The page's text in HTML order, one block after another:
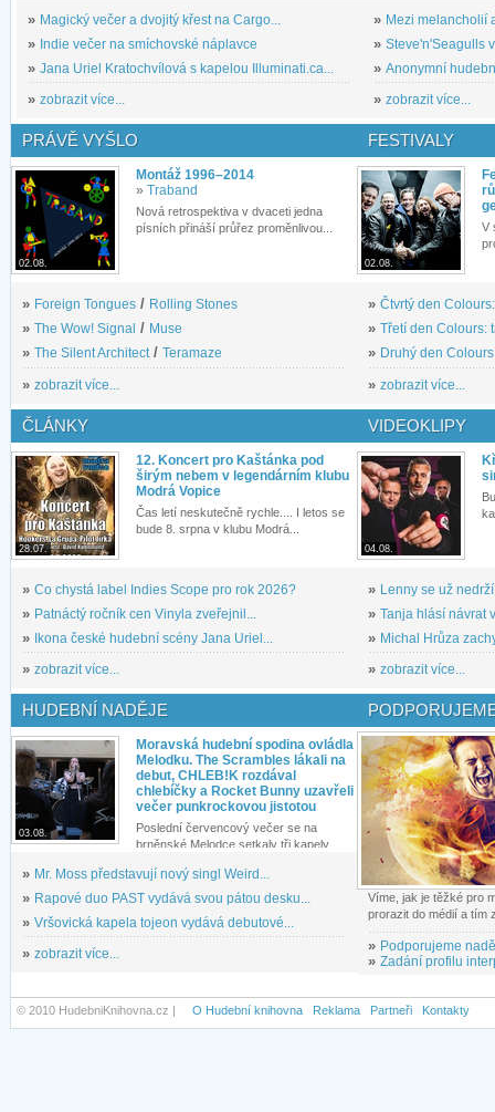
» Magický večer a dvojitý křest na Cargo...
» Indie večer na smíchovské náplavce
» Jana Uriel Kratochvílová s kapelou Illuminati.ca...
» zobrazit více...
» Mezi melancholií
» Steve'n'Seagulls
» Anonymní
» zobrazit více...
PRÁVĚ VYŠLO
02.08.
Montáž 1996–2014
» Traband
Nová retrospektiva v dvaceti jedna
písních přináší průřez proměnlivou...
» Foreign Tongues / Rolling Stones
» The Wow! Signal / Muse
» The Silent Architect/ Teramaze
» zobrazit více...
FESTIVALY
02.08.
V
» Čtvrtý den
» Třetí den Colours:
» Druhý den
» zobrazit více...
ČLÁNKY
28.07.
12. Koncert pro Kaštánka pod
širým nebem v legendárním klubu
Modrá Vopice
Čas letí neskutečně rychle.... I letos se
bude 8. srpna v klubu Modrá...
» Co chystá label Indies Scope pro rok 2026?
» Patnáctý ročník cen Vinyla zveřejnil...
» Ikona české hudební scény Jana Uriel...
» zobrazit více...
VIDEOKLIPY
04.08.
» Lenny se už
» Tanja hlásí návrat
» Michal Hrůza
» zobrazit více...
HUDEBNÍ NADĚJE
03.08.
Moravská hudební spodina ovládla
Melodku. The Scrambles lákali na
debut, CHLEB!K rozdával
chlebíčky a Rocket Bunny uzavřeli
večer punkrockovou jistotou
Poslední červencový večer se na
brněnské Melodce setkaly tři kapely...
» Mr. Moss představují nový singl Weird...
» Rapové duo PAST vydává svou pátou desku...
» Vršovická kapela tojeon vydává debutové...
» zobrazit více...
Víme, jak je těžké pro
prorazit do médií a tím
» Podporujeme
» Zadání profilu
© 2010 HudebniKnihovna.cz | O Hudební knihovna Reklama Partneři Kontakty